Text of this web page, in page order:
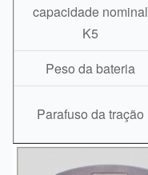
capacidade nominal
K5
Peso da bateria
Parafuso da tração